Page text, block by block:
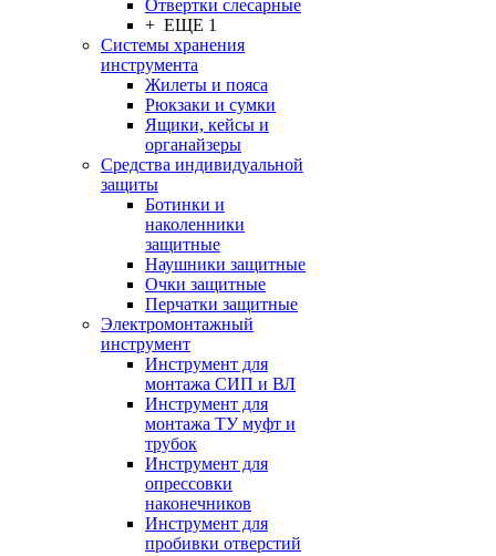
Отвертки слесарные
+ ЕЩЕ 1
Системы хранения
инструмента
Жилеты и пояса
Рюкзаки и сумки
Ящики, кейсы и
органайзеры
Средства индивидуальной
защиты
Ботинки и
наколенники
защитные
Наушники защитные
Очки защитные
Перчатки защитные
Электромонтажный
инструмент
Инструмент для
монтажа СИП и ВЛ
Инструмент для
монтажа ТУ муфт и
трубок
Инструмент для
опрессовки
наконечников
Инструмент для
пробивки отверстий